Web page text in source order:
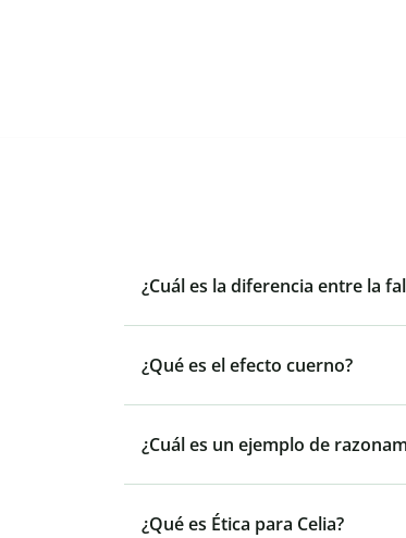
¿Cuál es la diferencia entre la
¿Qué es el efecto cuerno?
¿Cuál es un ejemplo de
¿Qué es Ética para Celia?